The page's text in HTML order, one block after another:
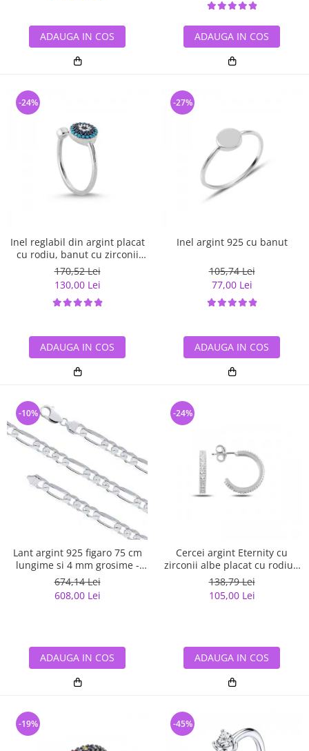
ADAUGA IN COS ADAUGA IN COS
Inel reglabil din argint placat
cu rodiu, banut cu zirconii
albe si albastre
170,52 Lei
130,00 Lei
-24%
ADAUGA IN COS
Inel argint 925 cu banut
105,74 Lei
77,00 Lei
-27%
ADAUGA IN COS
Lant argint 925 figaro 75 cm
lungime si 4 mm grosime -
Classical You LSX0141
674,14 Lei
608,00 Lei
-10%
ADAUGA IN COS
Cercei argint Eternity cu
zirconii albe placat cu rodiu -
ETU0153
138,79 Lei
105,00 Lei
-24%
ADAUGA IN COS
-19% -45%